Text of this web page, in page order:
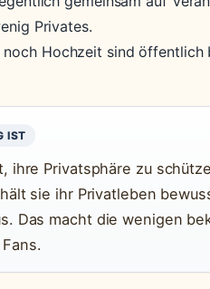
Privates.
noch Hochzeit sind öffentlich
IST
ihre Privatsphäre zu
sie ihr Privatleben
Das macht die wenigen